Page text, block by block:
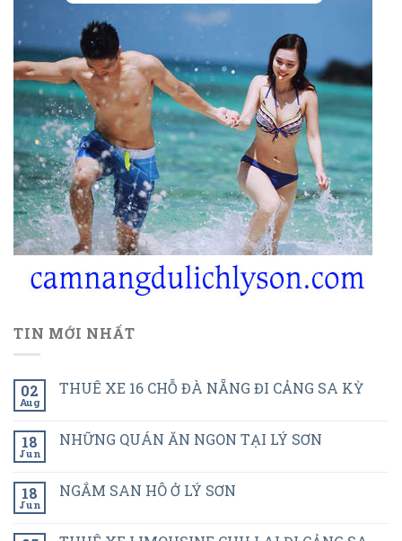
TIN MỚI NHẤT
02
Aug
THUÊ XE 16 CHỖ ĐÀ NẴNG ĐI CẢNG SA KỲ
18
Jun
NHỮNG QUÁN ĂN NGON TẠI LÝ SƠN
18
Jun
NGẮM SAN HÔ Ở LÝ SƠN